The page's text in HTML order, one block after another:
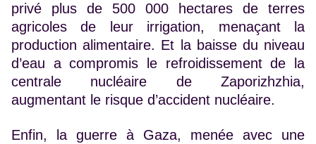
privé plus de 500 000 hectares de terres
agricoles de leur irrigation, menaçant la
production alimentaire. Et la baisse du niveau
d’eau a compromis le refroidissement de la
centrale nucléaire de Zaporizhzhia,
augmentant le risque d’accident nucléaire.
Enfin, la guerre à Gaza, menée avec une